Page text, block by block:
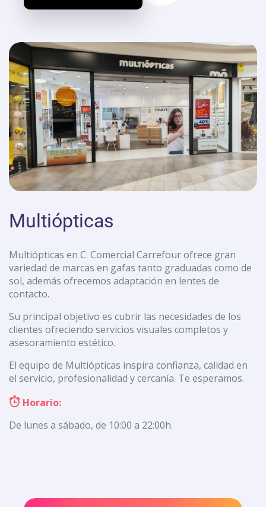
Multiópticas
Multiópticas en C. Comercial Carrefour ofrece gran
variedad de marcas en gafas tanto graduadas como de
sol, además ofrecemos adaptación en lentes de
contacto.
Su principal objetivo es cubrir las necesidades de los
clientes ofreciendo servicios visuales completos y
asesoramiento estético.
El equipo de Multiópticas inspira confianza, calidad en
el servicio, profesionalidad y cercanía. Te esperamos.
Horario:
De lunes a sábado, de 10:00 a 22:00h.